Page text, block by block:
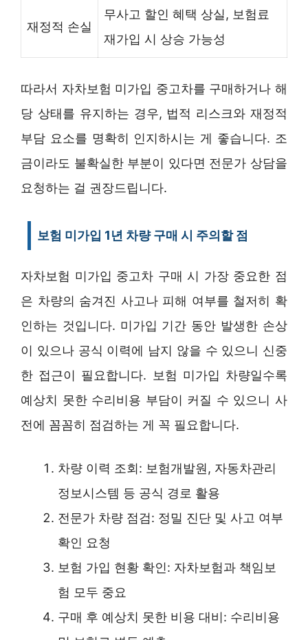
재정적 손실
무사고 할인 혜택 상실, 보험료
재가입 시 상승 가능성
따라서 자차보험 미가입 중고차를 구매하거나 해
당 상태를 유지하는 경우, 법적 리스크와 재정적
부담 요소를 명확히 인지하시는 게 좋습니다. 조
금이라도 불확실한 부분이 있다면 전문가 상담을
요청하는 걸 권장드립니다.
보험 미가입 1년 차량 구매 시 주의할 점
자차보험 미가입 중고차 구매 시 가장 중요한 점
은 차량의 숨겨진 사고나 피해 여부를 철저히 확
인하는 것입니다. 미가입 기간 동안 발생한 손상
이 있으나 공식 이력에 남지 않을 수 있으니 신중
한 접근이 필요합니다. 보험 미가입 차량일수록
예상치 못한 수리비용 부담이 커질 수 있으니 사
전에 꼼꼼히 점검하는 게 꼭 필요합니다.
차량 이력 조회: 보험개발원, 자동차관리
정보시스템 등 공식 경로 활용
전문가 차량 점검: 정밀 진단 및 사고 여부
확인 요청
보험 가입 현황 확인: 자차보험과 책임보
험 모두 중요
구매 후 예상치 못한 비용 대비: 수리비용